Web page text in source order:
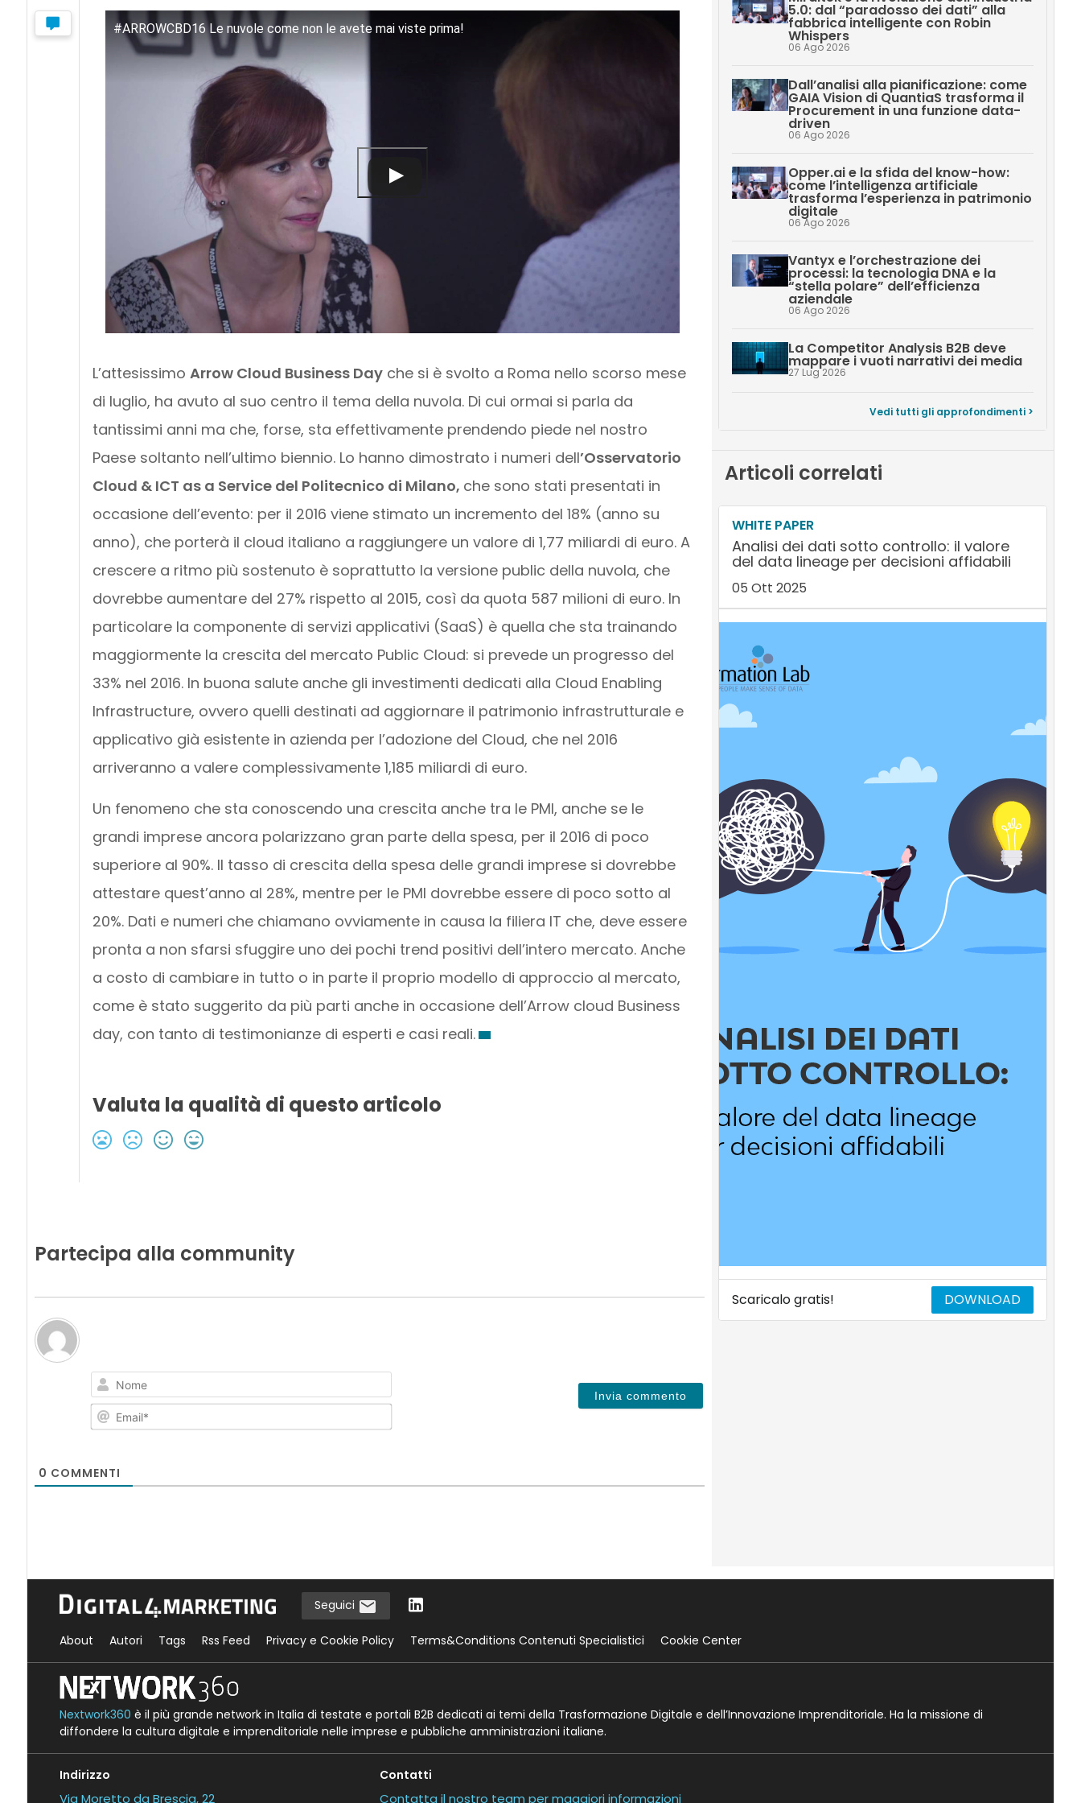
#ARROWCBD16 Le nuvole come non le avete mai viste prima!
L’attesissimo Arrow Cloud Business Dayche si è svolto a Roma nello scorso mese
di luglio, ha avuto al suo centro il tema della nuvola. Di cui ormai si parla da
tantissimi anni ma che, forse, sta effettivamente prendendo piede nel nostro
Paese soltanto nell’ultimo biennio. Lo hanno dimostrato i numeri dell’Osservatorio
Cloud & ICT as a Service del Politecnico di Milano, che sono stati presentati in
occasione dell’evento: per il 2016 viene stimato un incremento del 18% (anno su
anno), che porterà il cloud italiano a raggiungere un valore di 1,77 miliardi di euro. A
crescere a ritmo più sostenuto è soprattutto la versione public della nuvola, che
dovrebbe aumentare del 27% rispetto al 2015, così da quota 587 milioni di euro. In
particolare la componente di servizi applicativi (SaaS) è quella che sta trainando
maggiormente la crescita del mercato Public Cloud: si prevede un progresso del
33% nel 2016. In buona salute anche gli investimenti dedicati alla Cloud Enabling
Infrastructure, ovvero quelli destinati ad aggiornare il patrimonio infrastrutturale e
applicativo già esistente in azienda per l’adozione del Cloud, che nel 2016
arriveranno a valere complessivamente 1,185 miliardi di euro.
Un fenomeno che sta conoscendo una crescita anche tra le PMI, anche se le
grandi imprese ancora polarizzano gran parte della spesa, per il 2016 di poco
superiore al 90%. Il tasso di crescita della spesa delle grandi imprese si dovrebbe
attestare quest’anno al 28%, mentre per le PMI dovrebbe essere di poco sotto al
20%. Dati e numeri che chiamano ovviamente in causa la filiera IT che, deve essere
pronta a non sfarsi sfuggire uno dei pochi trend positivi dell’intero mercato. Anche
a costo di cambiare in tutto o in parte il proprio modello di approccio al mercato,
come è stato suggerito da più parti anche in occasione dell’Arrow cloud Business
day, con tanto di testimonianze di esperti e casi reali.
Valuta la qualità di questo articolo
Partecipa alla community
Nome
Email*
0 COMMENTI
5.0: dal “paradosso dei dati” alla
fabbrica intelligente con Robin
Whispers
06 Ago 2026
Dall’analisi alla pianificazione: come
GAIA Vision di QuantiaS trasforma il
Procurement in una funzione data-
driven
06 Ago 2026
Opper.ai e la sfida del know-how:
come l’intelligenza artificiale
trasforma l’esperienza in patrimonio
digitale
06 Ago 2026
Vantyx e l’orchestrazione dei
processi: la tecnologia DNA e la
“stella polare” dell’efficienza
aziendale
06 Ago 2026
La Competitor Analysis B2B deve
mappare i vuoti narrativi dei media
27 Lug 2026
Vedi tutti gli approfondimenti >
Articoli correlati
WHITE PAPER
Analisi dei dati sotto controllo: il valore
del data lineage per decisioni affidabili
05 Ott 2025
Scaricalo gratis! DOWNLOAD
Seguici
About Autori Tags Rss Feed Privacy e Cookie Policy Terms&Conditions Contenuti Specialistici Cookie Center
Nextwork360 è il più grande network in Italia di testate e portali B2B dedicati ai temi della Trasformazione Digitale e dell’Innovazione Imprenditoriale. Ha la missione di
diffondere la cultura digitale e imprenditoriale nelle imprese e pubbliche amministrazioni italiane.
Indirizzo
Via Moretto da Brescia, 22
Contatti
Contatta il nostro team per maggiori informazioni